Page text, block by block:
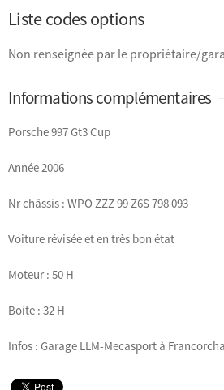
Liste codes options
Non renseignée par le propriétaire/
Informations complémentaires
Porsche 997 Gt3 Cup
Année 2006
Nr châssis : WPO ZZZ 99 Z6S 798 093
Voiture révisée et en très bon état
Moteur : 50 H
Boite : 32 H
Infos : Garage LLM-Mecasport à